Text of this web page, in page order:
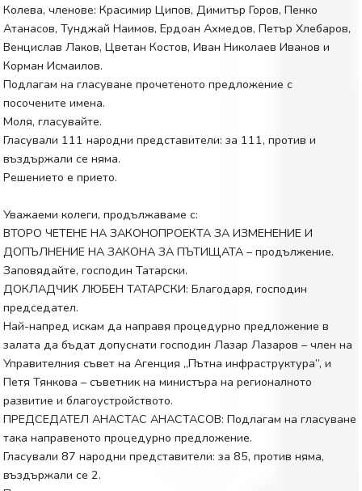
Колева, членове: Красимир Ципов, Димитър Горов, Пенко
Атанасов, Тунджай Наимов, Ердоан Ахмедов, Петър Хлебаров,
Венцислав Лаков, Цветан Костов, Иван Николаев Иванов и
Корман Исмаилов.
Подлагам на гласуване прочетеното предложение с
посочените имена.
Моля, гласувайте.
Гласували 111 народни представители: за 111, против и
въздържали се няма.
Решението е прието.
Уважаеми колеги, продължаваме с:
ВТОРО ЧЕТЕНЕ НА ЗАКОНОПРОЕКТА ЗА ИЗМЕНЕНИЕ И
ДОПЪЛНЕНИЕ НА ЗАКОНА ЗА ПЪТИЩАТА – продължение.
Заповядайте, господин Татарски.
ДОКЛАДЧИК ЛЮБЕН ТАТАРСКИ: Благодаря, господин
председател.
Най-напред искам да направя процедурно предложение в
залата да бъдат допуснати господин Лазар Лазаров – член на
Управителния съвет на Агенция „Пътна инфраструктура”, и
Петя Тянкова – съветник на министъра на регионалното
развитие и благоустройството.
ПРЕДСЕДАТЕЛ АНАСТАС АНАСТАСОВ: Подлагам на гласуване
така направеното процедурно предложение.
Гласували 87 народни представители: за 85, против няма,
въздържали се 2.